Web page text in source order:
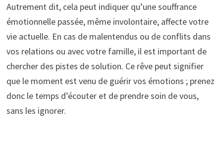
Autrement dit, cela peut indiquer qu’une souffrance
émotionnelle passée, même involontaire, affecte votre
vie actuelle. En cas de malentendus ou de conflits dans
vos relations ou avec votre famille, il est important de
chercher des pistes de solution. Ce rêve peut signifier
que le moment est venu de guérir vos émotions ; prenez
donc le temps d’écouter et de prendre soin de vous,
sans les ignorer.